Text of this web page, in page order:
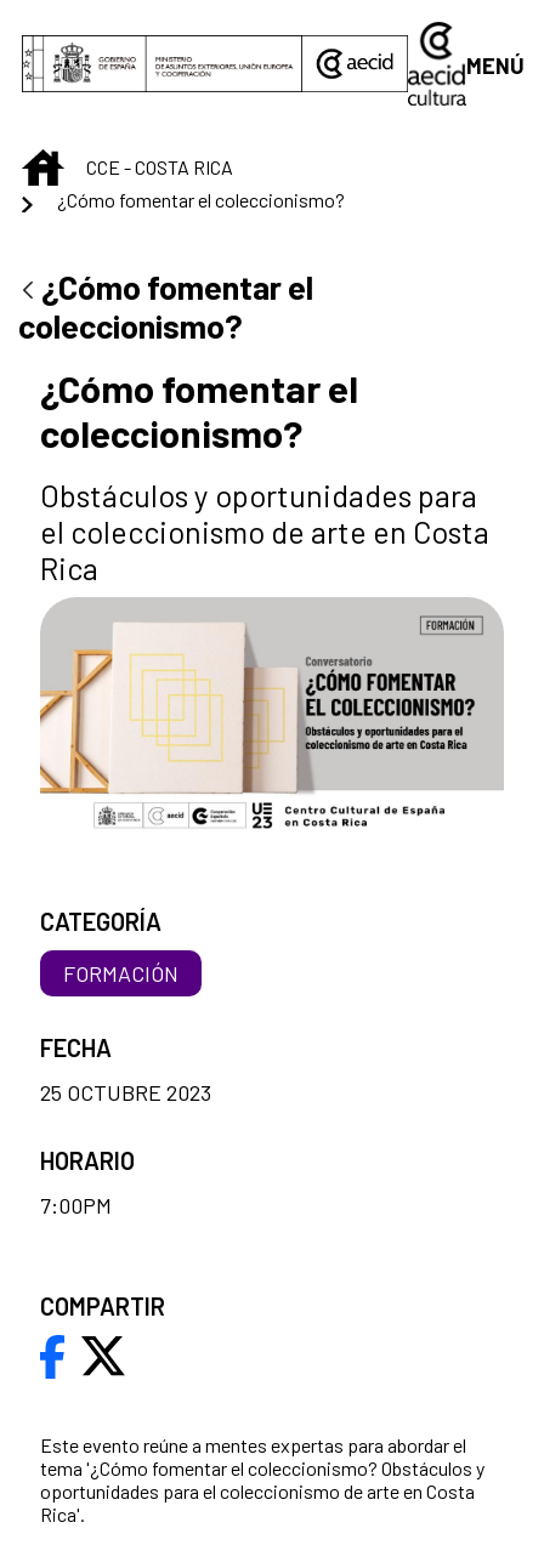
MENÚ
INICIO
CCE - COSTA RICA
¿Cómo fomentar el coleccionismo?
¿Cómo fomentar el
coleccionismo?
¿Cómo fomentar el
coleccionismo?
Obstáculos y oportunidades para
el coleccionismo de arte en Costa
Rica
Este evento reúne a mentes expertas para abordar el
tema '¿Cómo fomentar el coleccionismo? Obstáculos y
oportunidades para el coleccionismo de arte en Costa
Rica'.
CATEGORÍA
FORMACIÓN
FECHA
25 OCTUBRE 2023
HORARIO
7:00PM
COMPARTIR